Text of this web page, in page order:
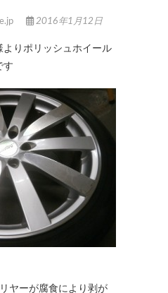
2016年1月12日
す
ヤーが腐食により剥が